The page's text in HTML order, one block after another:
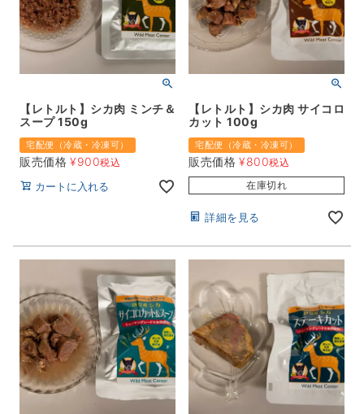
【レトルト】シカ肉 ミンチ＆
スープ 150g
宅配便（冷蔵・冷凍可）
販売価格 ¥900税込
カートに入れる
【レトルト】シカ肉 サイコロ
カット 100g
宅配便（冷蔵・冷凍可）
販売価格 ¥800税込
在庫切れ
詳細を見る